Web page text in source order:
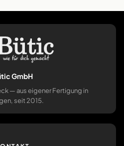
GmbH
— aus eigener Fertigung in
seit 2015.